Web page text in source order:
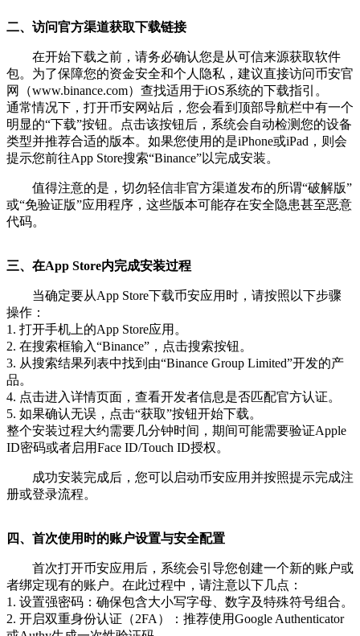
二、访问官方渠道获取下载链接
在开始下载之前，请务必确认您是从可信来源获取软件
包。为了保障您的资金安全和个人隐私，建议直接访问币安官
网（www.binance.com）查找适用于iOS系统的下载指引。
通常情况下，打开币安网站后，您会看到顶部导航栏中有一个
明显的“下载”按钮。点击该按钮后，系统会自动检测您的设备
类型并推荐合适的版本。如果您使用的是iPhone或iPad，则会
提示您前往App Store搜索“Binance”以完成安装。
值得注意的是，切勿轻信非官方渠道发布的所谓“破解版”
或“免验证版”应用程序，这些版本可能存在安全隐患甚至恶意
代码。
三、在App Store内完成安装过程
当确定要从App Store下载币安应用时，请按照以下步骤
操作：
1. 打开手机上的App Store应用。
2. 在搜索框输入“Binance”，点击搜索按钮。
3. 从搜索结果列表中找到由“Binance Group Limited”开发的产
品。
4. 点击进入详情页面，查看开发者信息是否匹配官方认证。
5. 如果确认无误，点击“获取”按钮开始下载。
整个安装过程大约需要几分钟时间，期间可能需要验证Apple
ID密码或者启用Face ID/Touch ID授权。
成功安装完成后，您可以启动币安应用并按照提示完成注
册或登录流程。
四、首次使用时的账户设置与安全配置
首次打开币安应用后，系统会引导您创建一个新的账户或
者绑定现有的账户。在此过程中，请注意以下几点：
1. 设置强密码：确保包含大小写字母、数字及特殊符号组合。
2. 开启双重身份认证（2FA）：推荐使用Google Authenticator